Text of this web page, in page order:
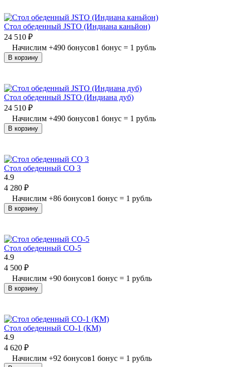
Стол обеденный JSTO (Индиана каньйон)
24 510 ₽
Начислим +490 бонусов1 бонус = 1 рубль
В корзину
Стол обеденный JSTO (Индиана дуб)
24 510 ₽
Начислим +490 бонусов1 бонус = 1 рубль
В корзину
Стол обеденный СО 3
4.9
4 280 ₽
Начислим +86 бонусов1 бонус = 1 рубль
В корзину
Стол обеденный СО-5
4.9
4 500 ₽
Начислим +90 бонусов1 бонус = 1 рубль
В корзину
Стол обеденный СО-1 (КМ)
4.9
4 620 ₽
Начислим +92 бонусов1 бонус = 1 рубль